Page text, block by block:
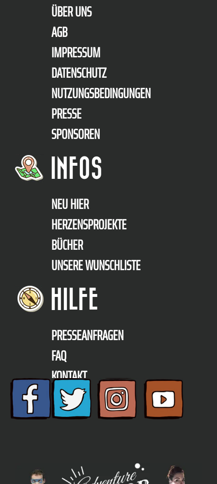
ÜBER UNS
AGB
IMPRESSUM
DATENSCHUTZ
NUTZUNGSBEDINGUNGEN
PRESSE
SPONSOREN
INFOS
NEU HIER
HERZENSPROJEKTE
BÜCHER
UNSERE WUNSCHLISTE
HILFE
PRESSEANFRAGEN
FAQ
KONTAKT
TELEFON